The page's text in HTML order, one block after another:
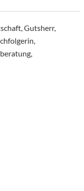
,Gutsherr,
,
,